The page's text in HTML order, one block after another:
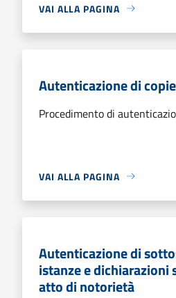
VAI ALLA PAGINA
Autenticazione di copie
Procedimento di
VAI ALLA PAGINA
Autenticazione di
istanze e
atto di notorietà